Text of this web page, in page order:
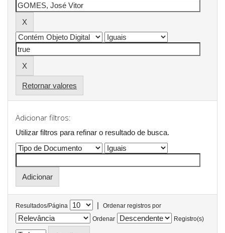
Retornar valores
Adicionar filtros:
Utilizar filtros para refinar o resultado de busca.
Resultados/Página |
Ordenar registros por
Ordenar
Registro(s)